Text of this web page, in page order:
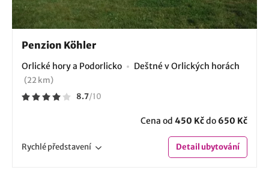
Penzion Köhler
Orlické hory a Podorlicko Deštné v Orlických horách
(22 km)
8.7/10
Cena od 450 Kčdo 650 Kč
Rychlépředstavení Detailubytování